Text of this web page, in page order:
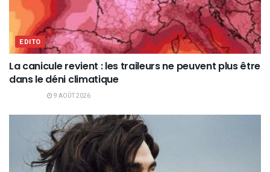
EDITO
La canicule revient : les traileurs ne peuvent plus être
dans le déni climatique
9 AOÛT 2026